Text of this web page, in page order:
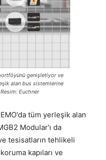
genişletiyor ve
alan bus sistemlerine
Euchner
EMO'da tüm yerleşik alan
Modular'ı da
tesisatların tehlikeli
kapıları ve